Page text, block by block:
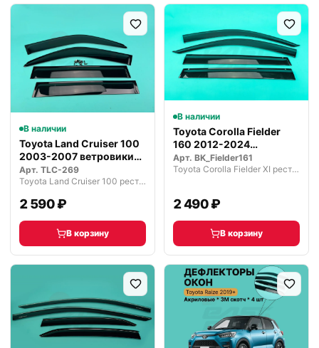
В наличии
Toyota Land Cruiser 100
2003-2007 ветровики
дефле…
Арт. TLC-269
Toyota Land Cruiser 100 рестайлинг 2 (2005—2007)
2 590 ₽
В корзину
В наличии
Toyota Corolla Fielder
160 2012-2024
ветровики де…
Арт. BK_Fielder161
Toyota Corolla Fielder XI рестайлинг (2015—2019)
2 490 ₽
В корзину